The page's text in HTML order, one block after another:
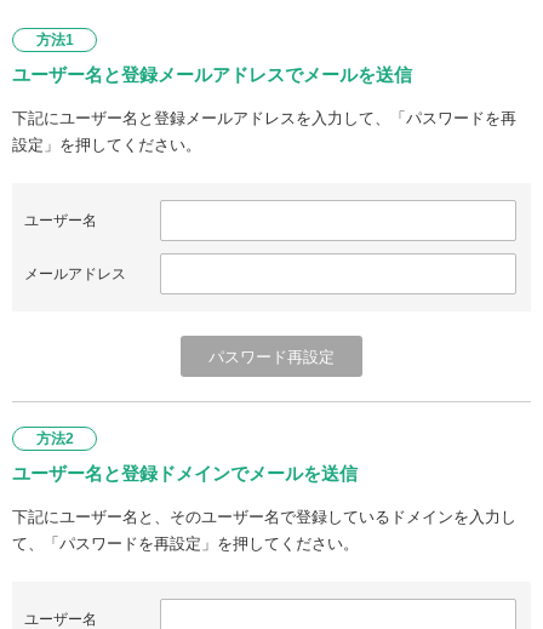
方法1
ユーザー名と登録メールアドレスでメールを送信
下記にユーザー名と登録メールアドレスを入力して、「パスワードを再
設定」を押してください。
ユーザー名
メールアドレス
方法2
ユーザー名と登録ドメインでメールを送信
下記にユーザー名と、そのユーザー名で登録しているドメインを入力し
て、「パスワードを再設定」を押してください。
ユーザー名